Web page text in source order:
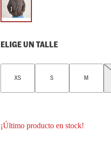
ELIGE UN TALLE
M
S
XS
¡Último producto en stock!